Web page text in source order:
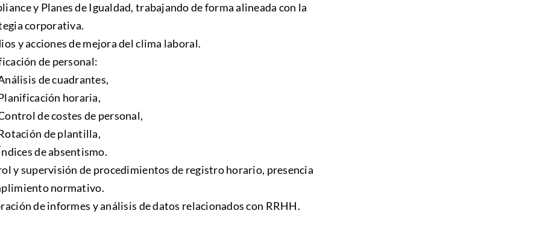
y Planes de Igualdad, trabajando de forma alineada con la
corporativa.
y acciones de mejora del clima laboral.
de personal:
de cuadrantes,
horaria,
de costes de personal,
de plantilla,
de absentismo.
y supervisión de procedimientos de registro horario, presencia
normativo.
de informes y análisis de datos relacionados con RRHH.